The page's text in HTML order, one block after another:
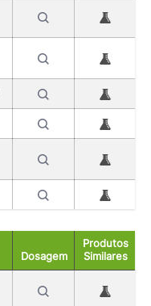
Dosagem
Produtos
Similares